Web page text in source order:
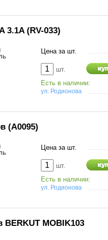
3.1A (RV-033)
Цена за шт.
шт.
Есть в наличии:
ул. Родионова
(A0095)
Цена за шт.
шт.
Есть в наличии:
ул. Родионова
MOBIK103